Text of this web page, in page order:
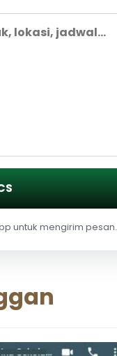
untuk mengirim pesan.